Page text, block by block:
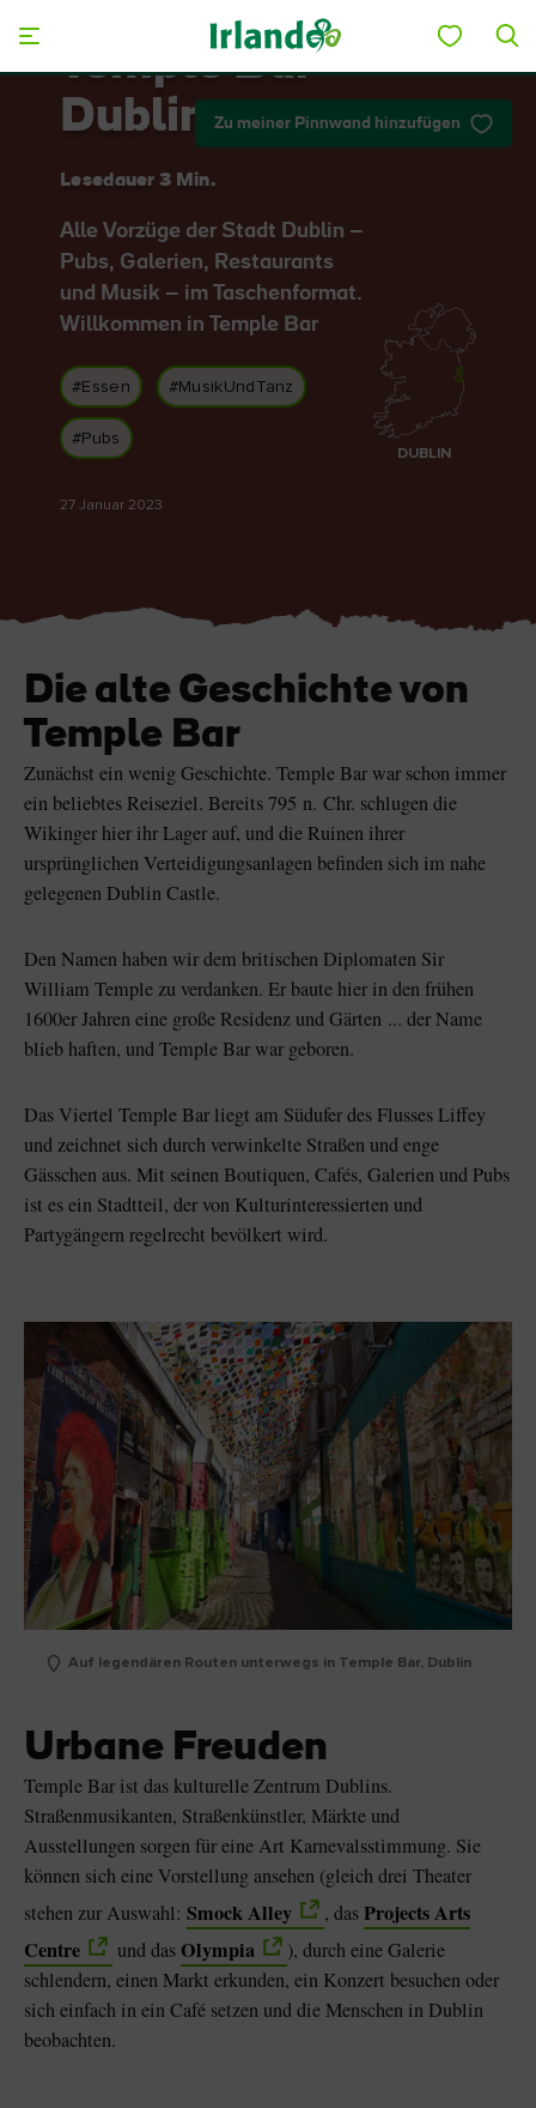
Der Blarney Stone im
Blarney Castle
Game of Thrones
Studiotour
Zu meiner Pinnwand hinzufügen
Temple Bar
Dublin
Lesedauer 3 Min.
Alle Vorzüge der Stadt Dublin –
Pubs, Galerien, Restaurants
und Musik – im Taschenformat.
Willkommen in Temple Bar
#Essen #MusikUndTanz
#Pubs
27 Januar 2023
DUBLIN
Die alte Geschichte von
Temple Bar
Zunächst ein wenig Geschichte. Temple Bar war schon immer
ein beliebtes Reiseziel. Bereits 795 n. Chr. schlugen die
Wikinger hier ihr Lager auf, und die Ruinen ihrer
ursprünglichen Verteidigungsanlagen befinden sich im nahe
gelegenen Dublin Castle.
Den Namen haben wir dem britischen Diplomaten Sir
William Temple zu verdanken. Er baute hier in den frühen
1600er Jahren eine große Residenz und Gärten ... der Name
blieb haften, und Temple Bar war geboren.
Das Viertel Temple Bar liegt am Südufer des Flusses Liffey
und zeichnet sich durch verwinkelte Straßen und enge
Gässchen aus. Mit seinen Boutiquen, Cafés, Galerien und Pubs
ist es ein Stadtteil, der von Kulturinteressierten und
Partygängern regelrecht bevölkert wird.
Auf legendären Routen unterwegs in Temple Bar, Dublin
Urbane Freuden
Temple Bar ist das kulturelle Zentrum Dublins.
Straßenmusikanten, Straßenkünstler, Märkte und
Ausstellungen sorgen für eine Art Karnevalsstimmung. Sie
können sich eine Vorstellung ansehen (gleich drei Theater
stehen zur Auswahl: Smock Alley , dasProjects Arts
Centre
und dasOlympia
), durch eine Galerie
schlendern, einen Markt erkunden, ein Konzert besuchen oder
sich einfach in ein Café setzen und die Menschen in Dublin
beobachten.